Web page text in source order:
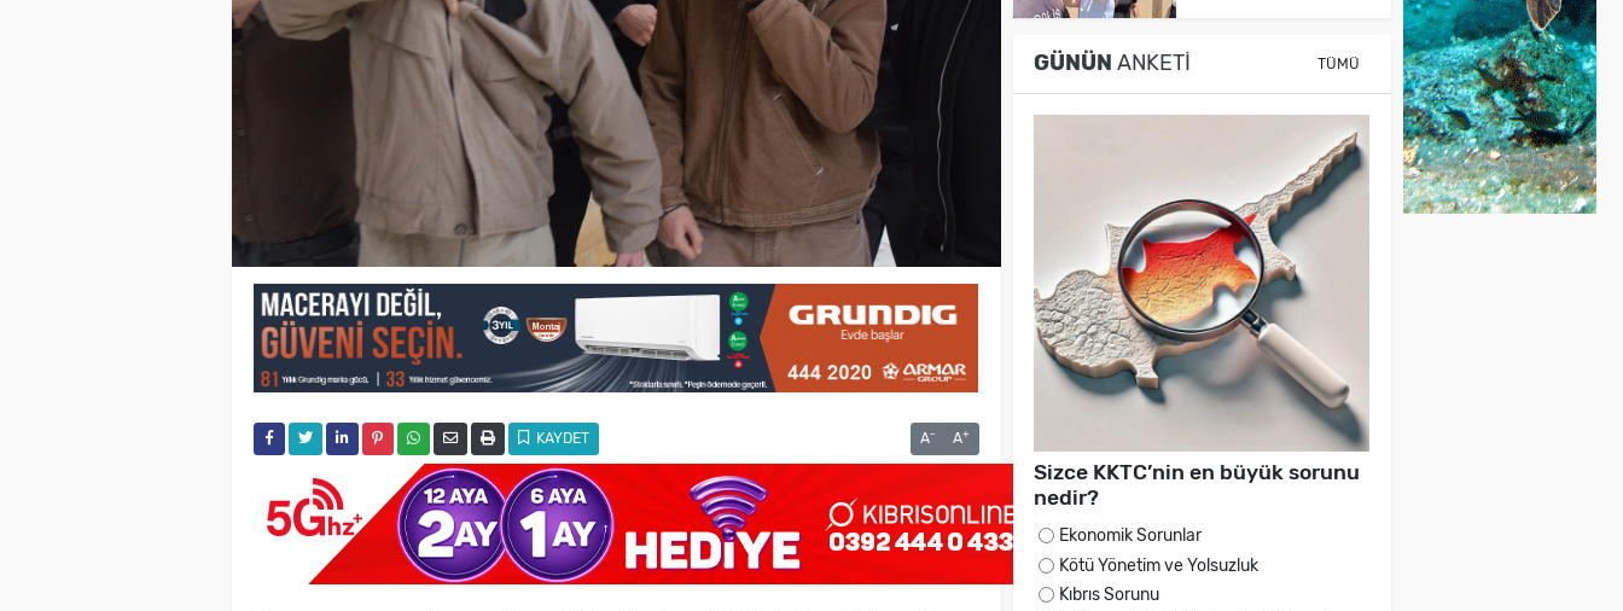
KAYDET A- A+
GÜNÜN ANKETI TÜMÜ
Sizce KKTC’nin en büyük sorunu
nedir?
Ekonomik Sorunlar
Kötü Yönetim ve Yolsuzluk
Kıbrıs Sorunu